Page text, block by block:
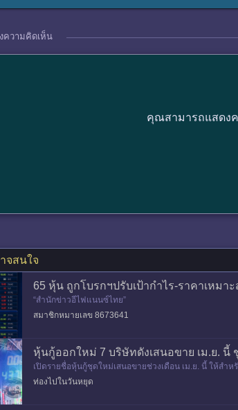
ความคิดเห็น
คุณสามารถแสดง
จสนใจ
65 หุ้น ถูกโบรกฯปรับเป้ากำไร-ราคาเหมาะ
“สำนักข่าวอีไฟแนนซ์ไทย”
สมาชิกหมายเลข 8673641
หุ้นกู้ออกใหม่ 7 บริษัทดังเสนอขาย เม.ย. นี้
เปิดรายชื่อหุ้นกู้ชุดใหม่เสนอขายช่วงเดือน เม.ย. นี้ ให้ส
ทรัพย์-พลังงาน-ไฟแนนซ์-ICT-ขนส่งโ
ท่องไปในวันหยุด